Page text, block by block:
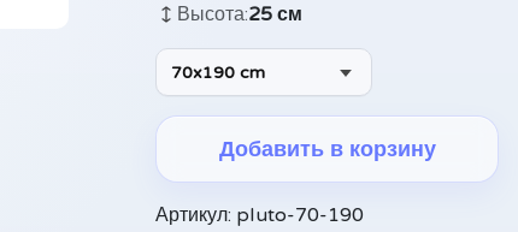
Высота:25 см
70x190 cm
Добавить в корзину
Артикул: pluto-70-190